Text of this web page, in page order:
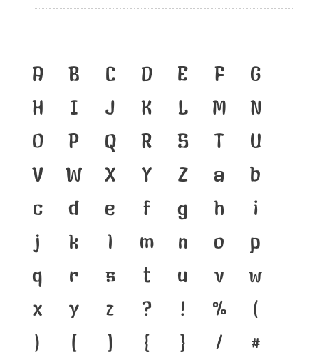
A B C D E F
G
H
I J K L M
N
O
P Q R S T
U
V
W X Y Z a
b
c
d e f g h
i
j
k l m n o
p
q
r s t u v
w
x
y z ? ! %
(
)
[ ] { } /
#